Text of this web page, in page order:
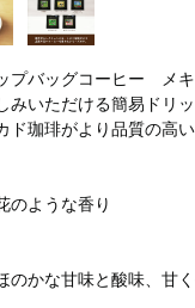
プバッグコーヒー メ
いただける簡易ドリッ
珈琲がより品質の高
のような香り
のかな甘味と酸味、甘